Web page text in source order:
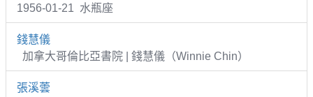
1956-01-21 水瓶座
錢慧儀
加拿大哥倫比亞書院 | 錢慧儀（Winnie Chin）
張溪蕓